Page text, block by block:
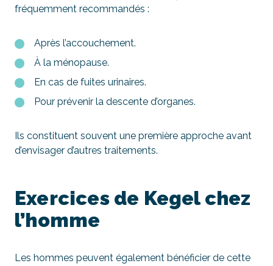
fréquemment recommandés :
Après l’accouchement.
À la ménopause.
En cas de fuites urinaires.
Pour prévenir la descente d’organes.
Ils constituent souvent une première approche avant
d’envisager d’autres traitements.
Exercices de Kegel chez
l’homme
Les hommes peuvent également bénéficier de cette